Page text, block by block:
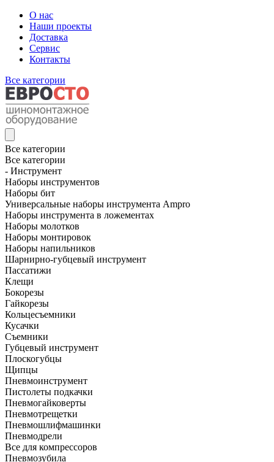
О нас
Наши проекты
Доставка
Сервис
Контакты
Все категории
Все категории
Все категории
- Инструмент
Наборы инструментов
Наборы бит
Универсальные наборы инструмента Ampro
Наборы инструмента в ложементах
Наборы молотков
Наборы монтировок
Наборы напильников
Шарнирно-губцевый инструмент
Пассатижи
Клещи
Бокорезы
Гайкорезы
Кольцесъемники
Кусачки
Съемники
Губцевый инструмент
Плоскогубцы
Щипцы
Пневмоинструмент
Пистолеты подкачки
Пневмогайковерты
Пневмотрещетки
Пневмошлифмашинки
Пневмодрели
Все для компрессоров
Пневмозубила